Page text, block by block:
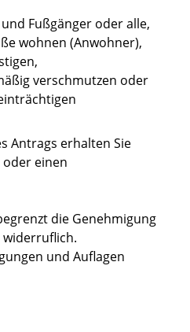
Fußgänger oder alle,
wohnen (Anwohner),
verschmutzen oder
Antrags erhalten Sie
oder einen
die Genehmigung
und Auflagen